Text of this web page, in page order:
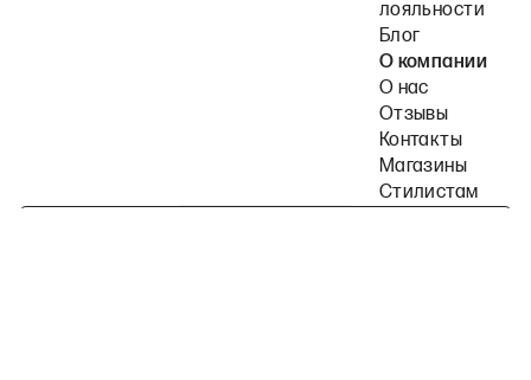
лояльности
Блог
О компании
О нас
Отзывы
Контакты
Магазины
Стилистам